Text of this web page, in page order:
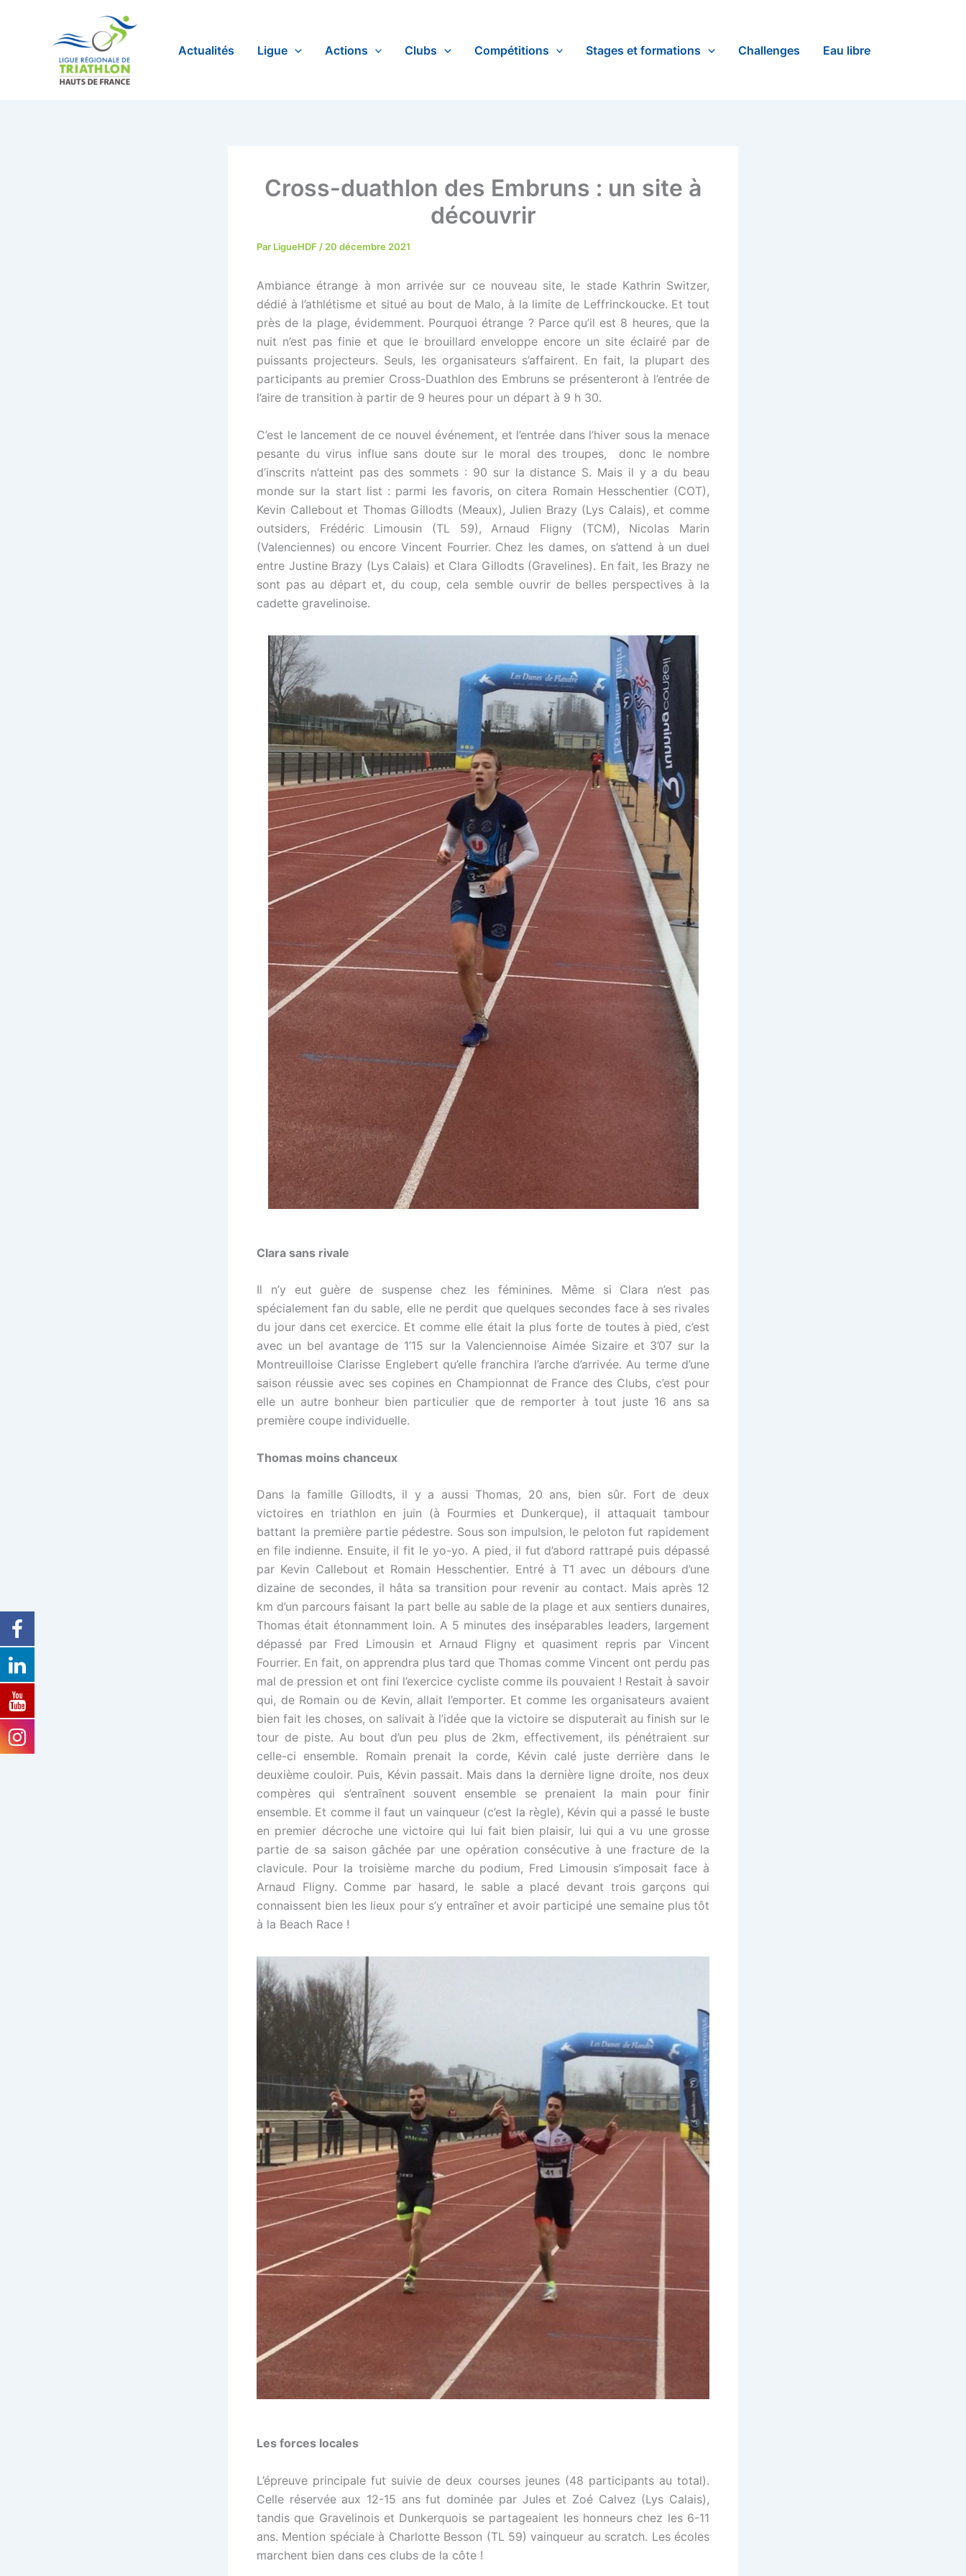
Actualités Ligue Actions Clubs Compétitions Stages et formations Challenges Eau libre
Cross-duathlon des Embruns : un site à
découvrir
Par LigueHDF / 20 décembre 2021
Ambiance étrange à mon arrivée sur ce nouveau site, le stade Kathrin Switzer,
dédié à l’athlétisme et situé au bout de Malo, à la limite de Leffrinckoucke. Et tout
près de la plage, évidemment. Pourquoi étrange ? Parce qu’il est 8 heures, que la
nuit n’est pas finie et que le brouillard enveloppe encore un site éclairé par de
puissants projecteurs. Seuls, les organisateurs s’affairent. En fait, la plupart des
participants au premier Cross-Duathlon des Embruns se présenteront à l’entrée de
l’aire de transition à partir de 9 heures pour un départ à 9 h 30.
C’est le lancement de ce nouvel événement, et l’entrée dans l’hiver sous la menace
pesante du virus influe sans doute sur le moral des troupes, donc le nombre
d’inscrits n’atteint pas des sommets : 90 sur la distance S. Mais il y a du beau
monde sur la start list : parmi les favoris, on citera Romain Hesschentier (COT),
Kevin Callebout et Thomas Gillodts (Meaux), Julien Brazy (Lys Calais), et comme
outsiders, Frédéric Limousin (TL 59), Arnaud Fligny (TCM), Nicolas Marin
(Valenciennes) ou encore Vincent Fourrier. Chez les dames, on s’attend à un duel
entre Justine Brazy (Lys Calais) et Clara Gillodts (Gravelines). En fait, les Brazy ne
sont pas au départ et, du coup, cela semble ouvrir de belles perspectives à la
cadette gravelinoise.
Clara sans rivale
Il n’y eut guère de suspense chez les féminines. Même si Clara n’est pas
spécialement fan du sable, elle ne perdit que quelques secondes face à ses rivales
du jour dans cet exercice. Et comme elle était la plus forte de toutes à pied, c’est
avec un bel avantage de 1’15 sur la Valenciennoise Aimée Sizaire et 3’07 sur la
Montreuilloise Clarisse Englebert qu’elle franchira l’arche d’arrivée. Au terme d’une
saison réussie avec ses copines en Championnat de France des Clubs, c’est pour
elle un autre bonheur bien particulier que de remporter à tout juste 16 ans sa
première coupe individuelle.
Thomas moins chanceux
Dans la famille Gillodts, il y a aussi Thomas, 20 ans, bien sûr. Fort de deux
victoires en triathlon en juin (à Fourmies et Dunkerque), il attaquait tambour
battant la première partie pédestre. Sous son impulsion, le peloton fut rapidement
en file indienne. Ensuite, il fit le yo-yo. A pied, il fut d’abord rattrapé puis dépassé
par Kevin Callebout et Romain Hesschentier. Entré à T1 avec un débours d’une
dizaine de secondes, il hâta sa transition pour revenir au contact. Mais après 12
km d’un parcours faisant la part belle au sable de la plage et aux sentiers dunaires,
Thomas était étonnamment loin. A 5 minutes des inséparables leaders, largement
dépassé par Fred Limousin et Arnaud Fligny et quasiment repris par Vincent
Fourrier. En fait, on apprendra plus tard que Thomas comme Vincent ont perdu pas
mal de pression et ont fini l’exercice cycliste comme ils pouvaient ! Restait à savoir
qui, de Romain ou de Kevin, allait l’emporter. Et comme les organisateurs avaient
bien fait les choses, on salivait à l’idée que la victoire se disputerait au finish sur le
tour de piste. Au bout d’un peu plus de 2km, effectivement, ils pénétraient sur
celle-ci ensemble. Romain prenait la corde, Kévin calé juste derrière dans le
deuxième couloir. Puis, Kévin passait. Mais dans la dernière ligne droite, nos deux
compères qui s’entraînent souvent ensemble se prenaient la main pour finir
ensemble. Et comme il faut un vainqueur (c’est la règle), Kévin qui a passé le buste
en premier décroche une victoire qui lui fait bien plaisir, lui qui a vu une grosse
partie de sa saison gâchée par une opération consécutive à une fracture de la
clavicule. Pour la troisième marche du podium, Fred Limousin s’imposait face à
Arnaud Fligny. Comme par hasard, le sable a placé devant trois garçons qui
connaissent bien les lieux pour s’y entraîner et avoir participé une semaine plus tôt
à la Beach Race !
Les forces locales
L’épreuve principale fut suivie de deux courses jeunes (48 participants au total).
Celle réservée aux 12-15 ans fut dominée par Jules et Zoé Calvez (Lys Calais),
tandis que Gravelinois et Dunkerquois se partageaient les honneurs chez les 6-11
ans. Mention spéciale à Charlotte Besson (TL 59) vainqueur au scratch. Les écoles
marchent bien dans ces clubs de la côte !